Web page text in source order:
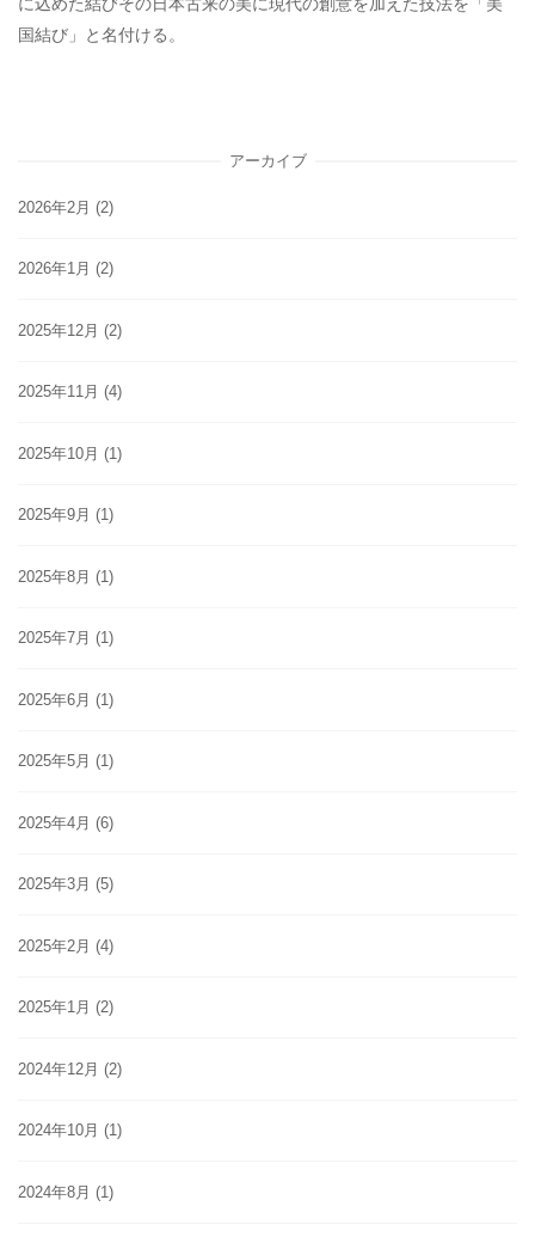
国結び」と名付ける。
アーカイブ
2026年2月 (2)
2026年1月 (2)
2025年12月 (2)
2025年11月 (4)
2025年10月 (1)
2025年9月 (1)
2025年8月 (1)
2025年7月 (1)
2025年6月 (1)
2025年5月 (1)
2025年4月 (6)
2025年3月 (5)
2025年2月 (4)
2025年1月 (2)
2024年12月 (2)
2024年10月 (1)
2024年8月 (1)